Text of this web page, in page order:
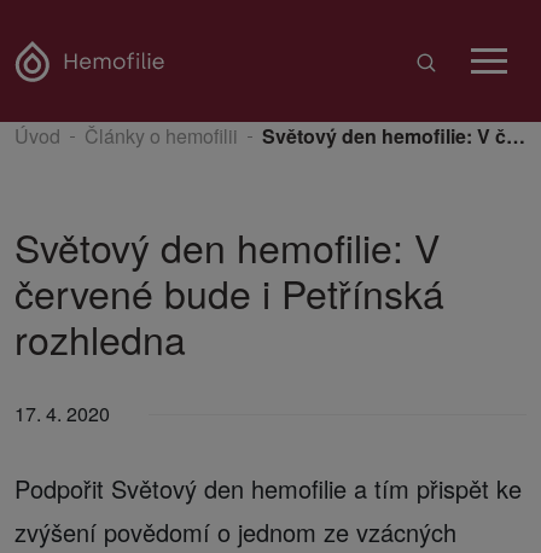
Úvod Články o hemofilii Světový den hemofilie: V červené bude i Petřínská rozhledna
Světový den hemofilie: V
červené bude i Petřínská
rozhledna
17. 4. 2020
Podpořit Světový den hemofilie a tím přispět ke
zvýšení povědomí o jednom ze vzácných